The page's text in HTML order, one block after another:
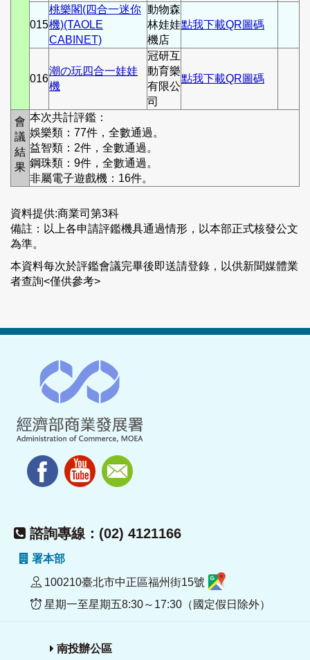
015
桃樂閣(四合一迷你
機)(TAOLE
CABINET)
動物森
林娃娃
機店
點我下載QR圖碼
016
潮の玩四合一娃娃
機
冠研互
動育樂
有限公
司
點我下載QR圖碼
會
議
結
果
本次共計評鑑：
娛樂類：77件，全數通過。
益智類：2件，全數通過。
鋼珠類：9件，全數通過。
非屬電子遊戲機：16件。
資料提供:商業司第3科
備註：以上各申請評鑑機具通過情形，以本部正式核發公文
為準。
本資料每次於評鑑會議完畢後即送請登錄，以供新聞媒體業
者查詢<僅供參考>
諮詢專線：(02) 4121166
署本部
100210臺北市中正區福州街15號
星期一至星期五8:30～17:30（國定假日除外）
南投辦公區